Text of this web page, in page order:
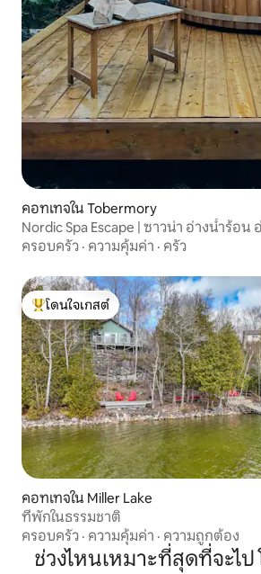
คอทเทจใน Tobermory
Nordic Spa Escape | ซาวน่า อ่างน้ำร้อน
ครอบครัว · ความคุ้มค่า · ครัว
โดนใจเกสต์ที่สุด
โดนใจเกสต์
คอทเทจใน Miller Lake
ที่พักในธรรมชาติ
ครอบครัว · ความคุ้มค่า · ความถูกต้อง
ช่วงไหนเหมาะที่สุดที่จะไป